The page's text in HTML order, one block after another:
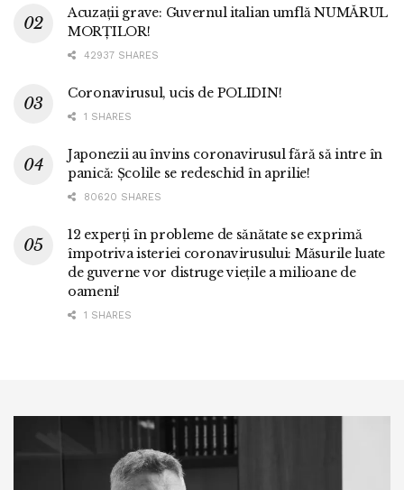
Acuzații grave: Guvernul italian umflă NUMĂRUL
MORȚILOR!
42937 SHARES
Coronavirusul, ucis de POLIDIN!
1 SHARES
Japonezii au învins coronavirusul fără să intre în
panică: Școlile se redeschid în aprilie!
80620 SHARES
12 experți în probleme de sănătate se exprimă
împotriva isteriei coronavirusului: Măsurile luate
de guverne vor distruge viețile a milioane de
oameni!
1 SHARES